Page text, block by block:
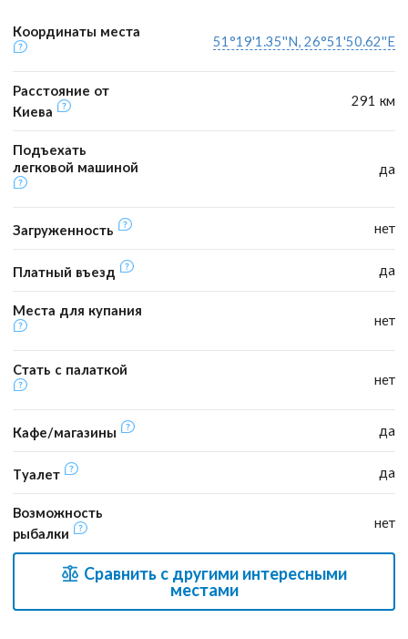
Координаты места
51°19'1.35''N, 26°51'50.62''E
Расстояние от
Киева
291 км
Подъехать
легковой машиной
да
Загруженность нет
Платный въезд да
Места для купания
нет
Стать с палаткой
нет
Кафе/магазины да
Туалет да
Возможность
рыбалки
нет
Сравнить с другими интересными
местами